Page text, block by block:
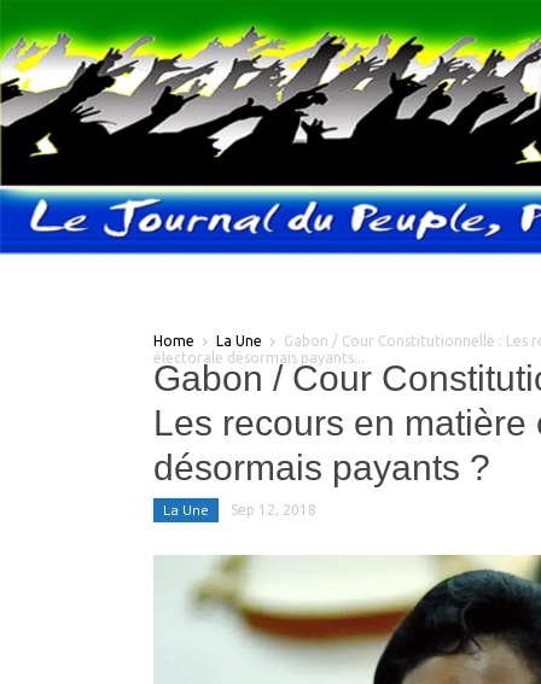
Home La Une
Gabon / Cour Constitutionnelle : Les
électorale désormais payants...
Gabon / Cour
Les recours en matière
désormais payants ?
La Une Sep 12, 2018